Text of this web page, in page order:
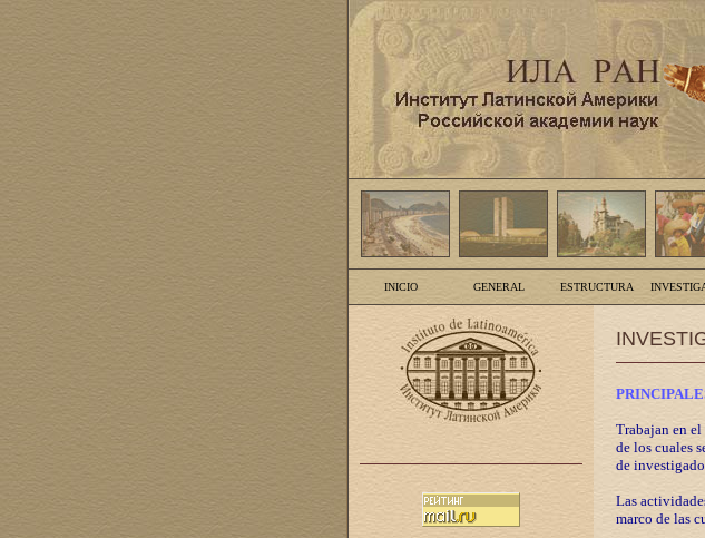
INICIO GENERAL ESTRUCTURA
Trabajan en
de los cuales
de
Las
marco de las